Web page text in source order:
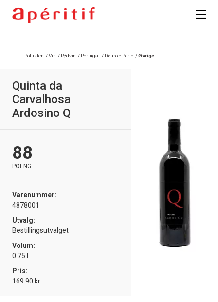
Pollisten /Vin / Rødvin / Portugal / Douro e Porto /Øvrige
Quinta da
Carvalhosa
Ardosino Q
88
POENG
Varenummer:
4878001
Utvalg:
Bestillingsutvalget
Volum:
0.75 l
Pris:
169.90 kr